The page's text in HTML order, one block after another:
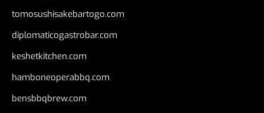
tomosushisakebartogo.com
diplomaticogastrobar.com
keshetkitchen.com
hamboneoperabbq.com
bensbbqbrew.com